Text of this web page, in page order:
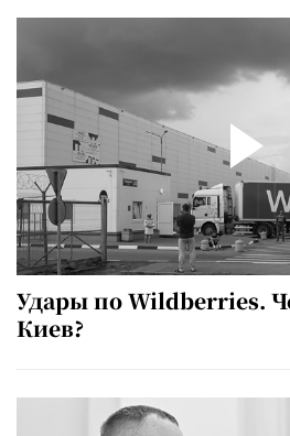
Удары по Wildberries.
Киев?